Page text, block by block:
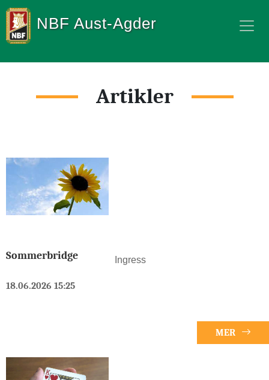
NBF Aust-Agder
Artikler
Sommerbridge
18.06.2026 15:25
Ingress
MER